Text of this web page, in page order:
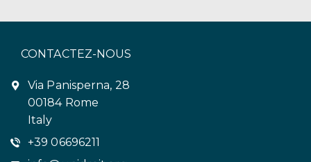
CONTACTEZ-NOUS
Via Panisperna, 28
00184 Rome
Italy
+39 06696211